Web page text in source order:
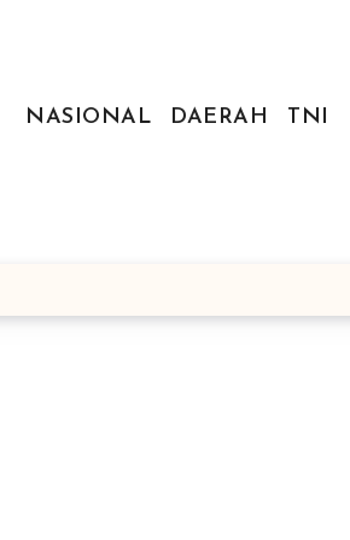
NASIONAL
DAERAH TNI